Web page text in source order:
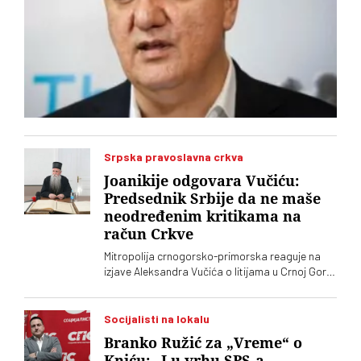
Srpska pravoslavna crkva
Joanikije odgovara Vučiću:
Predsednik Srbije da ne maše
neodređenim kritikama na
račun Crkve
Mitropolija crnogorsko-primorska reaguje na
izjave Aleksandra Vučića o litijama u Crnoj Gori
Socijalisti na lokalu
Branko Ružić za „Vreme“ o